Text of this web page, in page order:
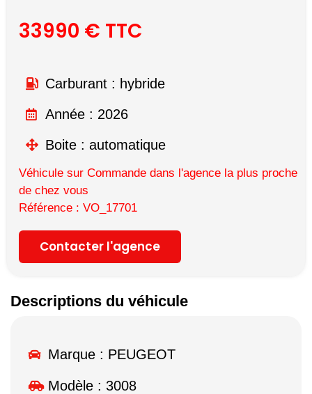
33990 € TTC
Carburant : hybride
Année : 2026
Boite : automatique
Véhicule sur Commande dans l'agence la plus proche
de chez vous
Référence : VO_17701
Contacter l'agence
Descriptions du véhicule
Marque : PEUGEOT
Modèle : 3008